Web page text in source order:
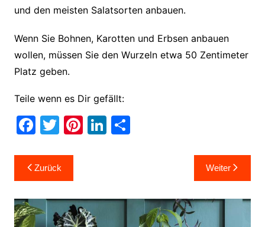
und den meisten Salatsorten anbauen.
Wenn Sie Bohnen, Karotten und Erbsen anbauen
wollen, müssen Sie den Wurzeln etwa 50 Zentimeter
Platz geben.
Teile wenn es Dir gefällt:
F
c
e
b
o
T
itt
er
Pi
st
Li
dI
T
Beitragsnavigation
Zurück Weiter